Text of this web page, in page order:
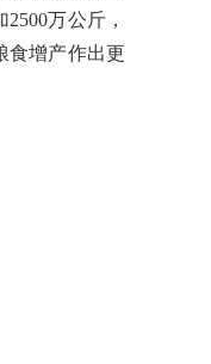
2500万公斤，
食增产作出更